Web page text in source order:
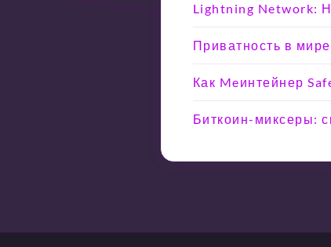
Lightning Network:
Приватность в
Как Meинтейнер
Биткоин-миксеры: